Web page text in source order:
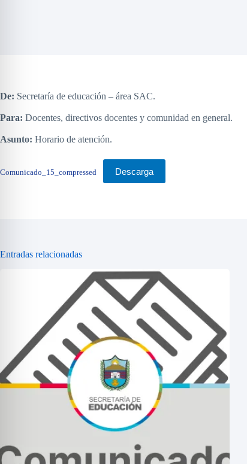
De: Secretaría de educación – área SAC.
Para: Docentes, directivos docentes y comunidad en general.
Asunto: Horario de atención.
Comunicado_15_compressed Descarga
Entradas relacionadas